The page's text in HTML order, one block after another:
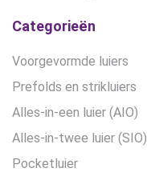
Categorieën
Voorgevormde luiers
Prefolds en strikluiers
Alles-in-een luier (AIO)
Alles-in-twee luier (SIO)
Pocketluier